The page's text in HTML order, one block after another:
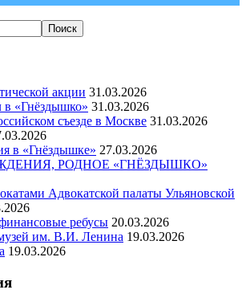
Поиск
акции 31.03.2026
в «Гнёздышко» 31.03.2026
съезде в Москве 31.03.2026
в «Гнёздышке» 27.03.2026
РОДНОЕ «ГНЁЗДЫШКО»
Адвокатской палаты Ульяновской
ребусы 20.03.2026
им. В.И. Ленина 19.03.2026
19.03.2026